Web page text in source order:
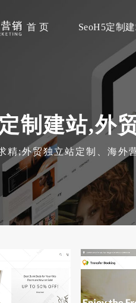
首 页 SeoH5定制
制建站,外
精;外贸独立站定制、海外